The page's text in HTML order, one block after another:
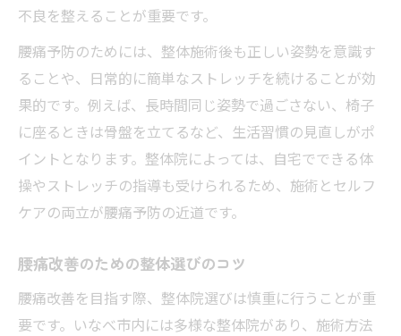
不良を整えることが重要です。
腰痛予防のためには、整体施術後も正しい姿勢を意識す
ることや、日常的に簡単なストレッチを続けることが効
果的です。例えば、長時間同じ姿勢で過ごさない、椅子
に座るときは骨盤を立てるなど、生活習慣の見直しがポ
イントとなります。整体院によっては、自宅でできる体
操やストレッチの指導も受けられるため、施術とセルフ
ケアの両立が腰痛予防の近道です。
腰痛改善のための整体選びのコツ
腰痛改善を目指す際、整体院選びは慎重に行うことが重
要です。いなべ市内には多様な整体院があり、施術方法